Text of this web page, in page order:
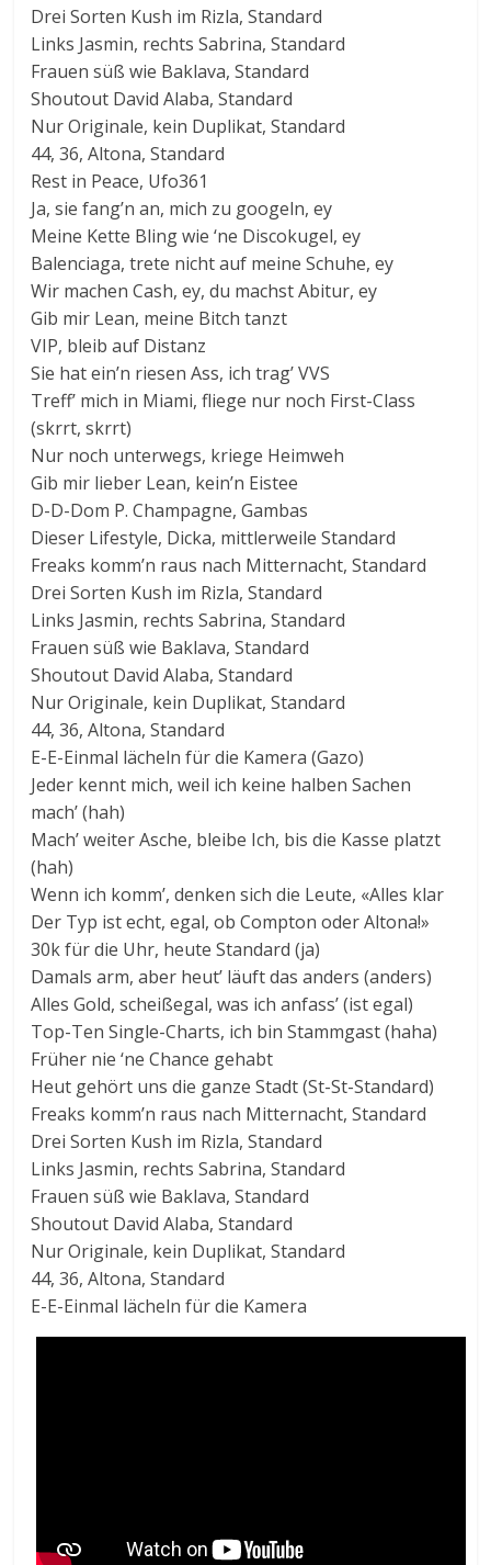
Drei Sorten Kush im Rizla, Standard
Links Jasmin, rechts Sabrina, Standard
Frauen süß wie Baklava, Standard
Shoutout David Alaba, Standard
Nur Originale, kein Duplikat, Standard
44, 36, Altona, Standard
Rest in Peace, Ufo361
Ja, sie fang’n an, mich zu googeln, ey
Meine Kette Bling wie ‘ne Discokugel, ey
Balenciaga, trete nicht auf meine Schuhe, ey
Wir machen Cash, ey, du machst Abitur, ey
Gib mir Lean, meine Bitch tanzt
VIP, bleib auf Distanz
Sie hat ein’n riesen Ass, ich trag’ VVS
Treff’ mich in Miami, fliege nur noch First-Class
(skrrt, skrrt)
Nur noch unterwegs, kriege Heimweh
Gib mir lieber Lean, kein’n Eistee
D-D-Dom P. Champagne, Gambas
Dieser Lifestyle, Dicka, mittlerweile Standard
Freaks komm’n raus nach Mitternacht, Standard
Drei Sorten Kush im Rizla, Standard
Links Jasmin, rechts Sabrina, Standard
Frauen süß wie Baklava, Standard
Shoutout David Alaba, Standard
Nur Originale, kein Duplikat, Standard
44, 36, Altona, Standard
E-E-Einmal lächeln für die Kamera (Gazo)
Jeder kennt mich, weil ich keine halben Sachen
mach’ (hah)
Mach’ weiter Asche, bleibe Ich, bis die Kasse platzt
(hah)
Wenn ich komm’, denken sich die Leute, «Alles klar
Der Typ ist echt, egal, ob Compton oder Altona!»
30k für die Uhr, heute Standard (ja)
Damals arm, aber heut’ läuft das anders (anders)
Alles Gold, scheißegal, was ich anfass’ (ist egal)
Top-Ten Single-Charts, ich bin Stammgast (haha)
Früher nie ‘ne Chance gehabt
Heut gehört uns die ganze Stadt (St-St-Standard)
Freaks komm’n raus nach Mitternacht, Standard
Drei Sorten Kush im Rizla, Standard
Links Jasmin, rechts Sabrina, Standard
Frauen süß wie Baklava, Standard
Shoutout David Alaba, Standard
Nur Originale, kein Duplikat, Standard
44, 36, Altona, Standard
E-E-Einmal lächeln für die Kamera